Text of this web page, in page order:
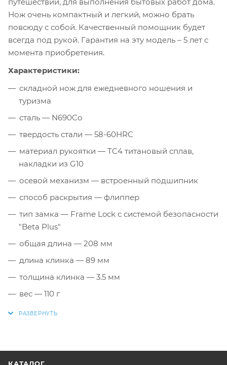
путешествий, для выполнения бытовых работ дома.
Нож очень компактный и легкий, можно брать
повсюду с собой. Качественный помощник будет
всегда под рукой. Гарантия на эту модель – 5 лет с
момента приобретения.
Характеристики:
складной нож для ежедневного ношения и
туризма
сталь — N690Co
твердость стали — 58-60HRC
материал рукоятки — TC4 титановый сплав,
накладки из G10
осевой механизм — встроенный подшипник
способ раскрытия — флиппер
тип замка — Frame Lock с системой безопасности
"Beta Plus"
общая длина — 208 мм
длина клинка — 89 мм
толщина клинка — 3.5 мм
вес — 110 г